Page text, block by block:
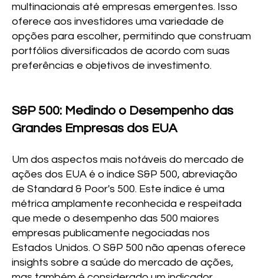
multinacionais até empresas emergentes. Isso
oferece aos investidores uma variedade de
opções para escolher, permitindo que construam
portfólios diversificados de acordo com suas
preferências e objetivos de investimento.
S&P 500: Medindo o Desempenho das
Grandes Empresas dos EUA
Um dos aspectos mais notáveis do mercado de
ações dos EUA é o índice S&P 500, abreviação
de Standard & Poor's 500. Este índice é uma
métrica amplamente reconhecida e respeitada
que mede o desempenho das 500 maiores
empresas publicamente negociadas nos
Estados Unidos. O S&P 500 não apenas oferece
insights sobre a saúde do mercado de ações,